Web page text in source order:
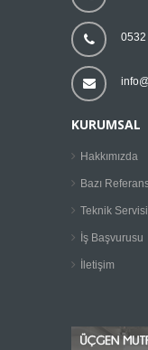
0532
KURUMSAL
Hakkımızda
Bazı
Teknik
İş Başvurusu
İletişim